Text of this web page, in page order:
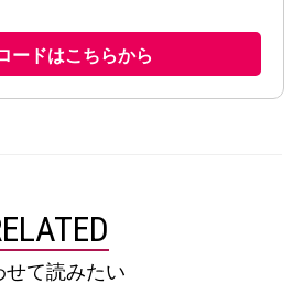
せて読みたい